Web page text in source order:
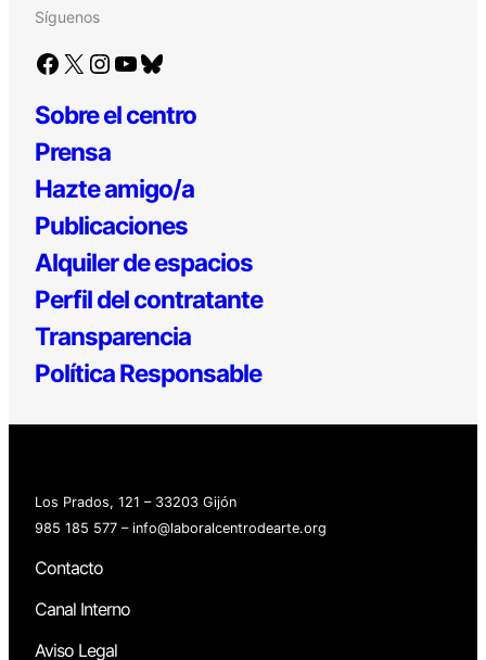
Síguenos
Facebook X Instagram YouTube Bluesky
Sobre el centro
Prensa
Hazte amigo/a
Publicaciones
Alquiler de espacios
Perfil del contratante
Transparencia
Política Responsable
Los Prados, 121 – 33203 Gijón
985 185 577 – info@laboralcentrodearte.org
Contacto
Canal Interno
Aviso Legal